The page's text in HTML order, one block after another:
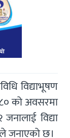
विद्याभूषण
को अवसरमा
विद्या
जनाएको छ।